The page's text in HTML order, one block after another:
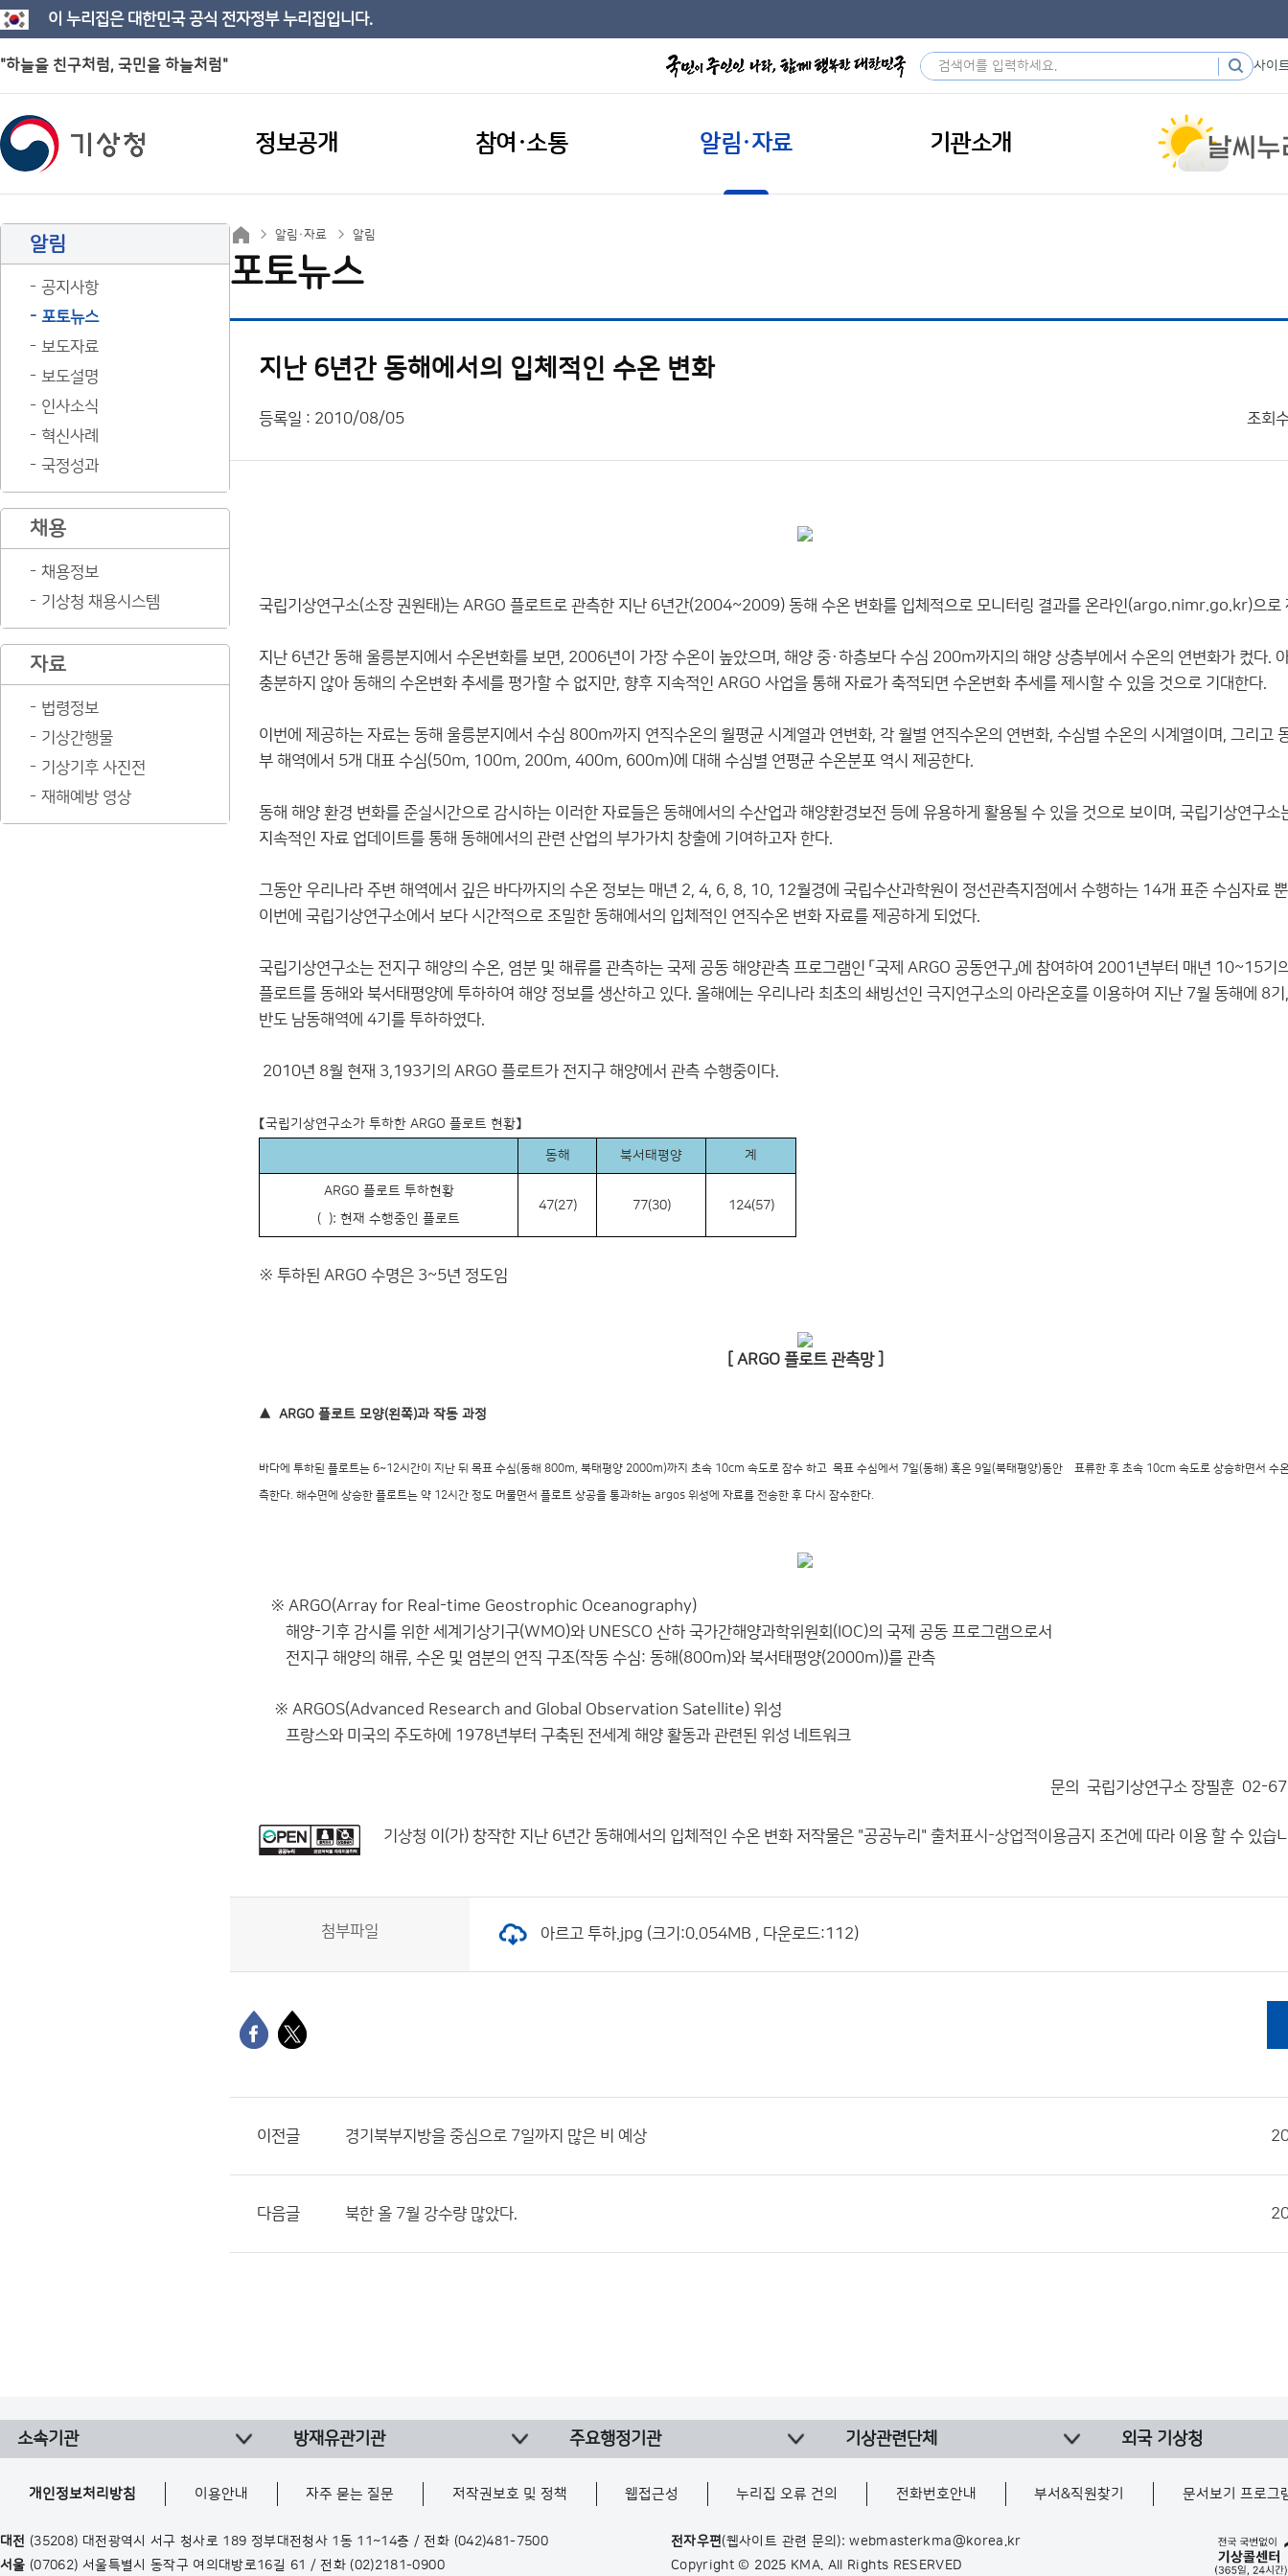
이 누리집은 대한민국 공식 전자정부 누리집입니다.
"하늘을 친구처럼, 국민을 하늘처럼" 사이
정보공개 참여·소통 알림·자료 기관소개
알림
공지사항
포토뉴스
보도자료
보도설명
인사소식
혁신사례
국정성과
채용
채용정보
기상청 채용시스템
자료
법령정보
기상간행물
기상기후 사진전
재해예방 영상
알림·자료 알림
포토뉴스
지난 6년간 동해에서의 입체적인 수온 변화
등록일 : 2010/08/05 조회
국립기상연구소(소장 권원태)는 ARGO 플로트로 관측한 지난 6년간(2004~2009) 동해 수온 변화를 입체적으로 모니터링 결과를 온라인(argo.nimr.go.kr)으로
지난 6년간 동해 울릉분지에서 수온변화를 보면, 2006년이 가장 수온이 높았으며, 해양 중·하층보다 수심 200m까지의 해양 상층부에서 수온의 연변화가 컸다.
충분하지 않아 동해의 수온변화 추세를 평가할 수 없지만, 향후 지속적인 ARGO 사업을 통해 자료가 축적되면 수온변화 추세를 제시할 수 있을 것으로 기대한다.
이번에 제공하는 자료는 동해 울릉분지에서 수심 800m까지 연직수온의 월평균 시계열과 연변화, 각 월별 연직수온의 연변화, 수심별 수온의 시계열이며, 그리고
부 해역에서 5개 대표 수심(50m, 100m, 200m, 400m, 600m)에 대해 수심별 연평균 수온분포 역시 제공한다.
동해 해양 환경 변화를 준실시간으로 감시하는 이러한 자료들은 동해에서의 수산업과 해양환경보전 등에 유용하게 활용될 수 있을 것으로 보이며, 국립기상연구소
지속적인 자료 업데이트를 통해 동해에서의 관련 산업의 부가가치 창출에 기여하고자 한다.
그동안 우리나라 주변 해역에서 깊은 바다까지의 수온 정보는 매년 2, 4, 6, 8, 10, 12월경에 국립수산과학원이 정선관측지점에서 수행하는 14개 표준 수심자료
이번에 국립기상연구소에서 보다 시간적으로 조밀한 동해에서의 입체적인 연직수온 변화 자료를 제공하게 되었다.
국립기상연구소는 전지구 해양의 수온, 염분 및 해류를 관측하는 국제 공동 해양관측 프로그램인 「국제 ARGO 공동연구」에 참여하여 2001년부터 매년 10~15기
플로트를 동해와 북서태평양에 투하하여 해양 정보를 생산하고 있다. 올해에는 우리나라 최초의 쇄빙선인 극지연구소의 아라온호를 이용하여 지난 7월 동해에 8
반도 남동해역에 4기를 투하하였다.
2010년 8월 현재 3,193기의 ARGO 플로트가 전지구 해양에서 관측 수행중이다.
【국립기상연구소가 투하한 ARGO 플로트 현황】
동해 북서태평양 계
ARGO 플로트 투하현황
(
): 현재 수행중인 플로트
47(27) 77(30) 124(57)
※ 투하된 ARGO 수명은 3~5년 정도임
[ ARGO 플로트 관측망 ]
▲ ARGO 플로트 모양(왼쪽)과 작동 과정
바다에 투하된 플로트는 6~12시간이 지난 뒤 목표 수심(동해 800m, 북태평양 2000m)까지 초속 10cm 속도로 잠수 하고 목표 수심에서 7일(동해) 혹은 9일(북태평양)동안 표류한 후 초속 10cm 속도로 상승하면서 수
측한다. 해수면에 상승한 플로트는 약 12시간 정도 머물면서 플로트 상공을 통과하는 argos 위성에 자료를 전송한 후 다시 잠수한다.
※ ARGO(Array for Real-time Geostrophic Oceanography)
해양-기후 감시를 위한 세계기상기구(WMO)와 UNESCO 산하 국가간해양과학위원회(IOC)의 국제 공동 프로그램으로서
전지구 해양의 해류, 수온 및 염분의 연직 구조(작동 수심: 동해(800m)와 북서태평양(2000m))를 관측
※ ARGOS(Advanced Research and Global Observation Satellite) 위성
프랑스와 미국의 주도하에 1978년부터 구축된 전세계 해양 활동과 관련된 위성 네트워크
문의 국립기상연구소 장필훈 02-
기상청 이(가) 창작한 지난 6년간 동해에서의 입체적인 수온 변화 저작물은 "공공누리" 출처표시-상업적이용금지 조건에 따라 이용 할 수 있습
첨부파일 아르고 투하.jpg (크기:0.054MB , 다운로드:112)
이전글 경기북부지방을 중심으로 7일까지 많은 비 예상
다음글 북한 올 7월 강수량 많았다.
소속기관 방재유관기관 주요행정기관 기상관련단체 외국 기상청
개인정보처리방침 이용안내 자주 묻는 질문 저작권보호 및 정책 웹접근성 누리집 오류 건의 전화번호안내 부서&직원찾기 문서보기 프로그
대전 (35208) 대전광역시 서구 청사로 189 정부대전청사 1동 11~14층 / 전화 (042)481-7500
서울 (07062) 서울특별시 동작구 여의대방로16길 61 / 전화 (02)2181-0900
전자우편(웹사이트 관련 문의): webmasterkma@korea.kr
Copyright © 2025 KMA. All Rights RESERVED